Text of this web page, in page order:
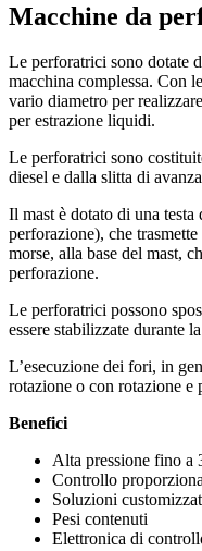
Macchine da
Le perforatrici sono dotate
macchina complessa. Con
vario diametro per
per estrazione liquidi.
Le perforatrici sono
diesel e dalla slitta di
Il mast è dotato di una testa
perforazione), che
morse, alla base del mast,
perforazione.
Le perforatrici possono
essere stabilizzate durante
L’esecuzione dei fori, in
rotazione o con rotazione e
Benefici
Alta pressione fino a
Controllo
Soluzioni
Pesi contenuti
Elettronica di